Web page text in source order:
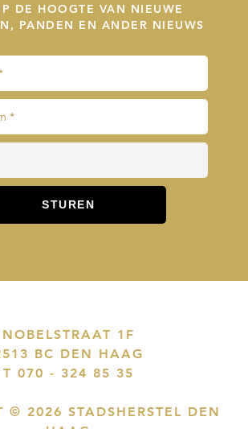
DE HOOGTE VAN NIEUWE
PANDEN EN ANDER NIEUWS
NOBELSTRAAT 1F
BC DEN HAAG
T 070 - 324 85 35
© 2026 STADSHERSTEL DEN